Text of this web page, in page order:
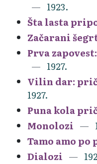
1923.
Šta lasta
Začarani
Prva
1927.
Vilin dar:
1927.
Puna kola
Monolozi
Tamo amo
Dialozi